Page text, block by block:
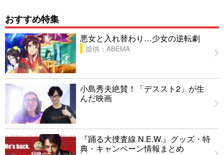
おすすめ特集
悪女と入れ替わり…少女の逆転劇
提供：ABEMA
小島秀夫絶賛！「デススト2」が生
んだ映画
『踊る大捜査線 N.E.W.』グッズ・特
典・キャンペーン情報まとめ